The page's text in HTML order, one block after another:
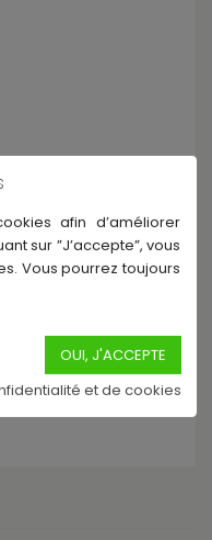
Hybrid Oak 10 12 16 +
afin d’améliorer
sur ”J’accepte”, vous
Vous pourrez toujours
et de cookies